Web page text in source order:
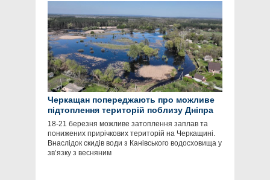
Черкащан попереджають про можливе
підтоплення територій поблизу Дніпра
18-21 березня можливе затоплення заплав та
понижених прирічкових територій на Черкащині.
Внаслідок скидів води з Канівського водосховища у
зв’язку з весняним